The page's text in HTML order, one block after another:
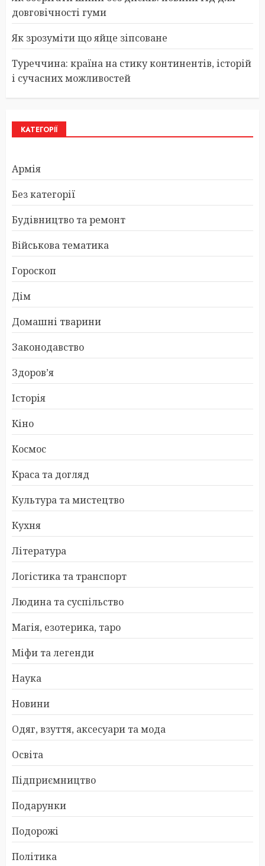
довговічності гуми
Як зрозуміти що яйце зіпсоване
Туреччина: країна на стику континентів, історій
і сучасних можливостей
КАТЕГОРІЇ
Армія
Без категорії
Будівництво та ремонт
Військова тематика
Гороскоп
Дім
Домашні тварини
Законодавство
Здоров’я
Історія
Кіно
Космос
Краса та догляд
Культура та мистецтво
Кухня
Література
Логістика та транспорт
Людина та суспільство
Магія, езотерика, таро
Міфи та легенди
Наука
Новини
Одяг, взуття, аксесуари та мода
Освіта
Підприємництво
Подарунки
Подорожі
Політика